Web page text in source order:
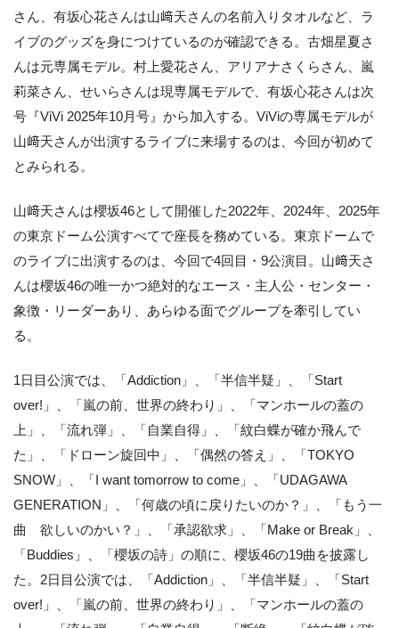
さん、有坂心花さんは山﨑天さんの名前入りタオルなど、ラ
イブのグッズを身につけているのが確認できる。古畑星夏さ
んは元専属モデル。村上愛花さん、アリアナさくらさん、嵐
莉菜さん、せいらさんは現専属モデルで、有坂心花さんは次
号『ViVi 2025年10月号』から加入する。ViViの専属モデルが
山﨑天さんが出演するライブに来場するのは、今回が初めて
とみられる。
山﨑天さんは櫻坂46として開催した2022年、2024年、2025年
の東京ドーム公演すべてで座長を務めている。東京ドームで
のライブに出演するのは、今回で4回目・9公演目。山﨑天さ
んは櫻坂46の唯一かつ絶対的なエース・主人公・センター・
象徴・リーダーあり、あらゆる面でグループを牽引してい
る。
1日目公演では、「Addiction」、「半信半疑」、「Start
over!」、「嵐の前、世界の終わり」、「マンホールの蓋の
上」、「流れ弾」、「自業自得」、「紋白蝶が確か飛んで
た」、「ドローン旋回中」、「偶然の答え」、「TOKYO
SNOW」、「I want tomorrow to come」、「UDAGAWA
GENERATION」、「何歳の頃に戻りたいのか？」、「もう一
曲 欲しいのかい？」、「承認欲求」、「Make or Break」、
「Buddies」、「櫻坂の詩」の順に、櫻坂46の19曲を披露し
た。2日目公演では、「Addiction」、「半信半疑」、「Start
over!」、「嵐の前、世界の終わり」、「マンホールの蓋の